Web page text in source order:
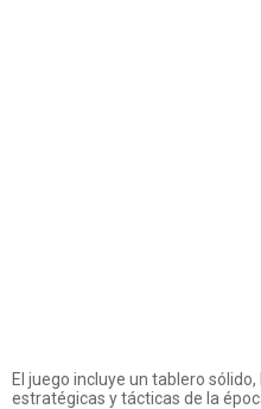
El juego incluye un tablero
estratégicas y tácticas de la